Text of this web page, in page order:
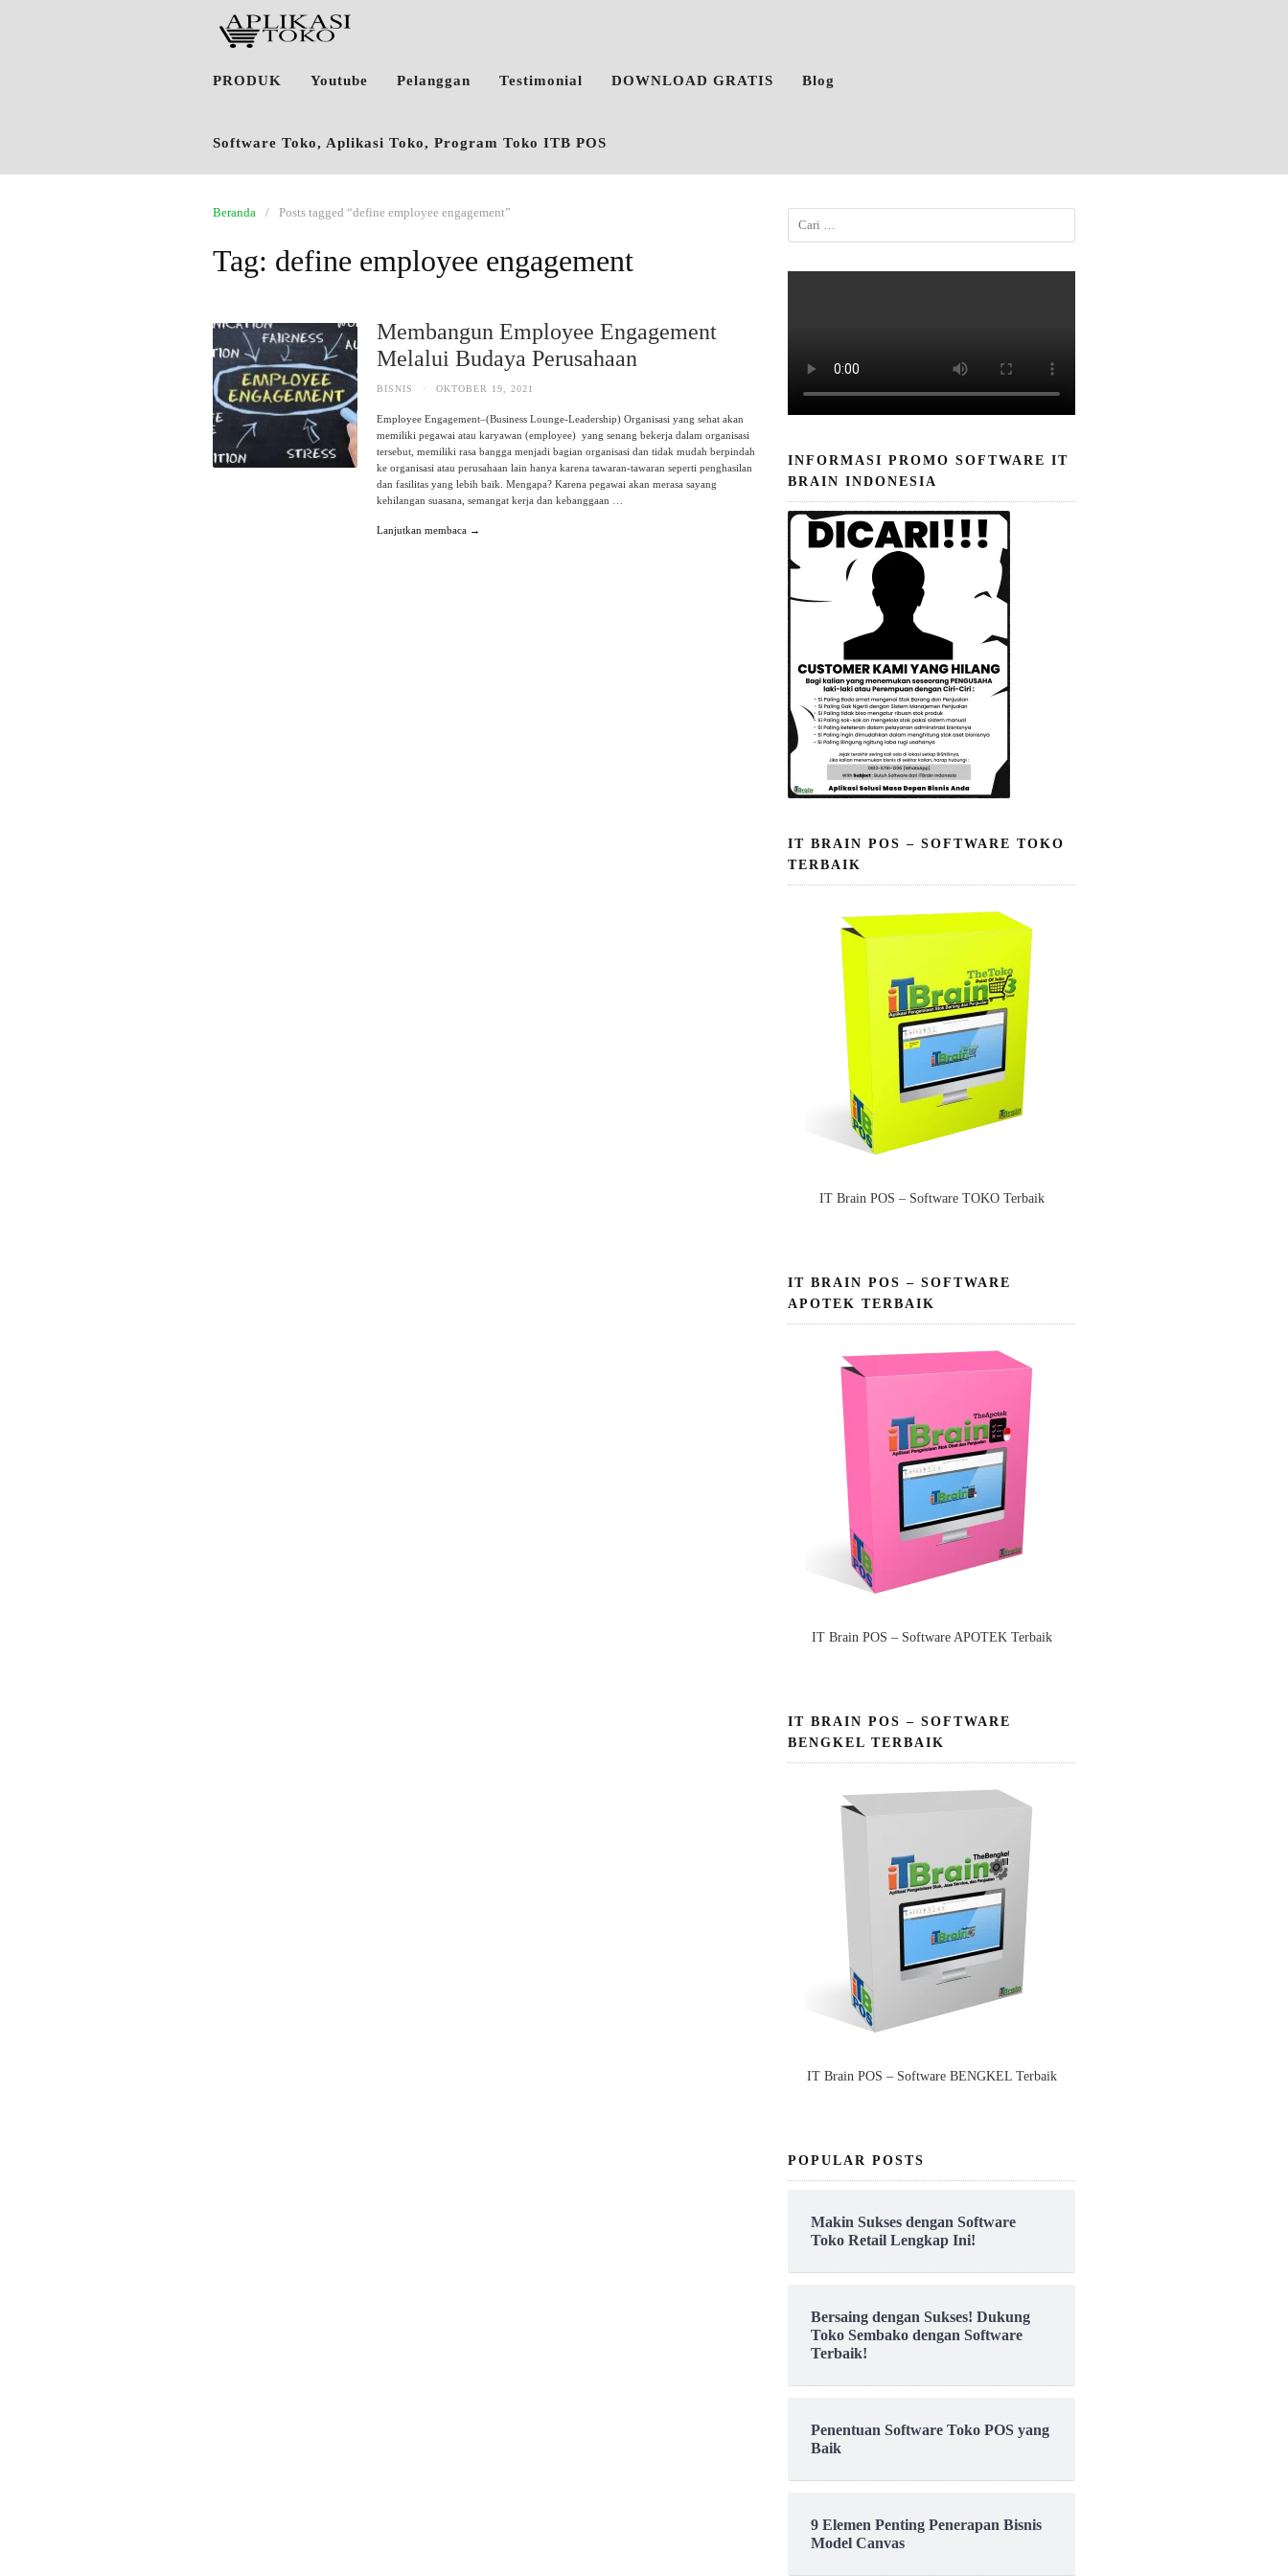
PRODUK Youtube Pelanggan Testimonial DOWNLOAD GRATIS Blog
Software Toko, Aplikasi Toko, Program Toko ITB POS
Beranda Posts tagged “define employee engagement”
Tag: define employee engagement
Membangun Employee Engagement
Melalui Budaya Perusahaan
BISNIS · OKTOBER 19, 2021
Employee Engagement–(Business Lounge-Leadership) Organisasi yang sehat akan
memiliki pegawai atau karyawan (employee) yang senang bekerja dalam organisasi
tersebut, memiliki rasa bangga menjadi bagian organisasi dan tidak mudah berpindah
ke organisasi atau perusahaan lain hanya karena tawaran-tawaran seperti penghasilan
dan fasilitas yang lebih baik. Mengapa? Karena pegawai akan merasa sayang
kehilangan suasana, semangat kerja dan kebanggaan …
Lanjutkan membaca →
INFORMASI PROMO SOFTWARE IT
BRAIN INDONESIA
IT BRAIN POS – SOFTWARE TOKO
TERBAIK
IT Brain POS – Software TOKO Terbaik
IT BRAIN POS – SOFTWARE
APOTEK TERBAIK
IT Brain POS – Software APOTEK Terbaik
IT BRAIN POS – SOFTWARE
BENGKEL TERBAIK
IT Brain POS – Software BENGKEL Terbaik
POPULAR POSTS
Makin Sukses dengan Software
Toko Retail Lengkap Ini!
Bersaing dengan Sukses! Dukung
Toko Sembako dengan Software
Terbaik!
Penentuan Software Toko POS yang
Baik
9 Elemen Penting Penerapan Bisnis
Model Canvas